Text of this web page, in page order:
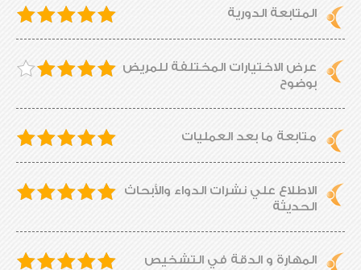
المتابعة الدورية
عرض الاختيارات المختلفة للمريض
بوضوح
متابعة ما بعد العمليات
الاطلاع علي نشرات الدواء والأبحاث
الحديثة
المهارة و الدقة في التشخيص